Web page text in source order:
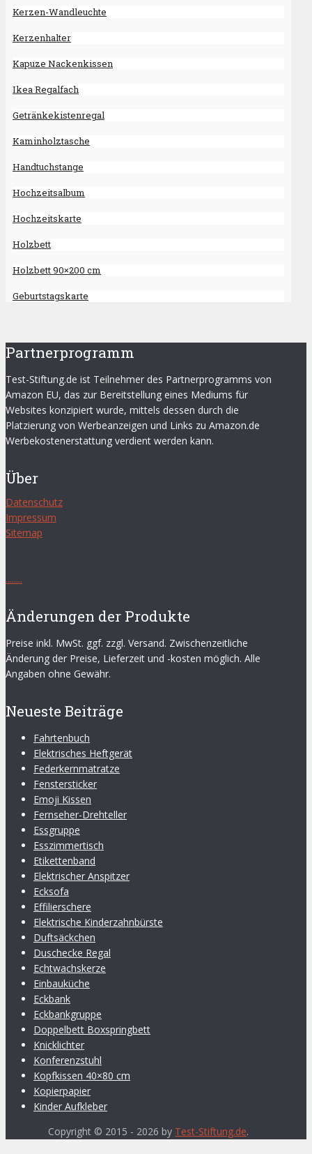
Kerzen-Wandleuchte
Kerzenhalter
Kapuze Nackenkissen
Ikea Regalfach
Getränkekistenregal
Kaminholztasche
Handtuchstange
Hochzeitsalbum
Hochzeitskarte
Holzbett
Holzbett 90×200 cm
Geburtstagskarte
Partnerprogramm
Test-Stiftung.de ist Teilnehmer des Partnerprogramms von
Amazon EU, das zur Bereitstellung eines Mediums für
Websites konzipiert wurde, mittels dessen durch die
Platzierung von Werbeanzeigen und Links zu Amazon.de
Werbekostenerstattung verdient werden kann.
Über
Datenschutz
Impressum
Sitemap
........
Änderungen der Produkte
Preise inkl. MwSt. ggf. zzgl. Versand. Zwischenzeitliche
Änderung der Preise, Lieferzeit und -kosten möglich. Alle
Angaben ohne Gewähr.
Neueste Beiträge
Fahrtenbuch
Elektrisches Heftgerät
Federkernmatratze
Fenstersticker
Emoji Kissen
Fernseher-Drehteller
Essgruppe
Esszimmertisch
Etikettenband
Elektrischer Anspitzer
Ecksofa
Effilierschere
Elektrische Kinderzahnbürste
Duftsäckchen
Duschecke Regal
Echtwachskerze
Einbauküche
Eckbank
Eckbankgruppe
Doppelbett Boxspringbett
Knicklichter
Konferenzstuhl
Kopfkissen 40×80 cm
Kopierpapier
Kinder Aufkleber
Copyright © 2015 - 2026 by Test-Stiftung.de.